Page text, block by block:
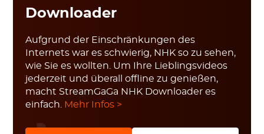
Downloader
Aufgrund der Einschränkungen des
Internets war es schwierig, NHK so zu sehen,
wie Sie es wollten. Um Ihre Lieblingsvideos
jederzeit und überall offline zu genießen,
macht StreamGaGa NHK Downloader es
einfach.
Mehr Infos >